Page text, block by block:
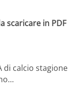
scaricare in PDF
di calcio stagione